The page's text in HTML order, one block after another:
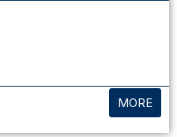
MORE